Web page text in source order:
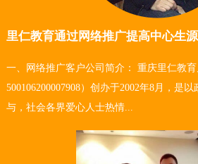
里仁教育通过网络推广提高中心生
一、网络推广客户公司简介： 重庆里仁教育
500106200007908）创办于2002年8月，是
与，社会各界爱心人士热情...